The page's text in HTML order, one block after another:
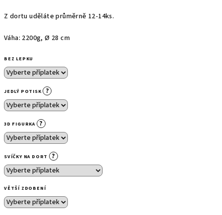
Z dortu uděláte průměrně 12-14ks.
Váha: 2200g,Ø 28 cm
BEZ LEPKU
JEDLÝ POTISK ?
3D FIGURKA ?
SVÍČKY NA DORT ?
VĚTŠÍ ZDOBENÍ